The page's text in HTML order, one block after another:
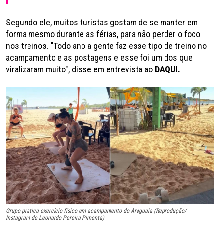
Segundo ele, muitos turistas gostam de se manter em
forma mesmo durante as férias, para não perder o foco
nos treinos. "Todo ano a gente faz esse tipo de treino no
acampamento e as postagens e esse foi um dos que
viralizaram muito", disse em entrevista ao DAQUI.
Grupo pratica exercício físico em acampamento do Araguaia (Reprodução/
Instagram de Leonardo Pereira Pimenta)